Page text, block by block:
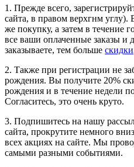
1. Прежде всего,
сайта, в правом верхгнм
же покупку, а затем в течение
все ваши оплаченные заказы и
заказываете, тем больше скидки
2. Также при регистрации не
рождения. Вы получите 20%
рождения и в течение недели
Согласитесь, это очень круто.
3. Подпишитесь на нашу
сайта, прокрутите немного
всех акциях на сайте. Мы
самыми разными событиями.